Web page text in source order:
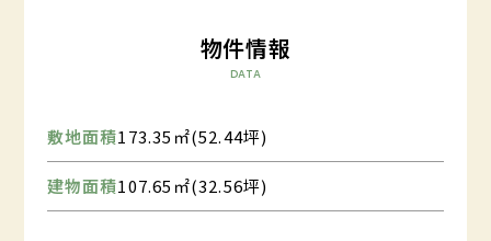
物件情報
DATA
敷地面積173.35㎡(52.44坪)
建物面積107.65㎡(32.56坪)